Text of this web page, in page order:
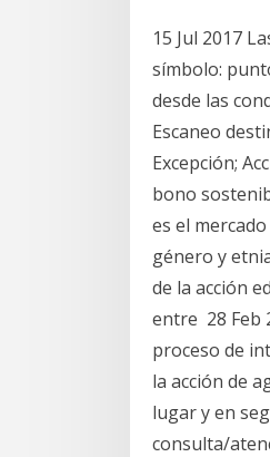
15 Jul 2017
símbolo:
desde las
Escaneo
Excepción;
bono
es el
género y
de la acción
entre 28 Feb
proceso de
la acción de
lugar y en
consulta/